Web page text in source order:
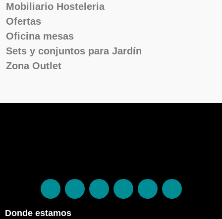
Mobiliario Hosteleria
Ofertas
Oficina mesas
Sets y conjuntos para Jardín
Zona Outlet
Donde estamos